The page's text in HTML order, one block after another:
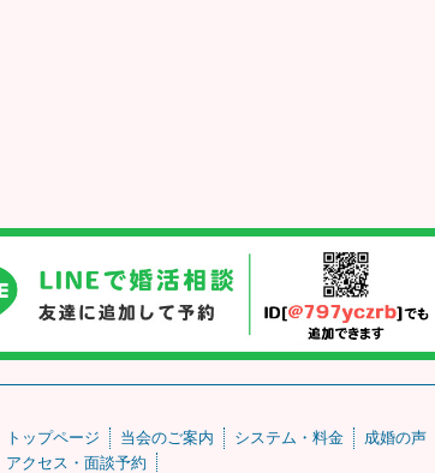
トップページ 当会のご案内 システム・料金 成婚の声
アクセス・面談予約